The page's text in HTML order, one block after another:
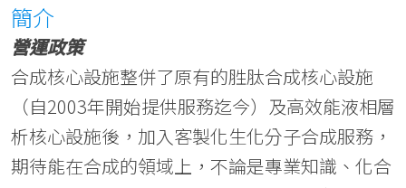
簡介
營運政策
合成核心設施整併了原有的胜肽合成核心設施
（自2003年開始提供服務迄今）及高效能液相層
析核心設施後，加入客製化生化分子合成服務，
期待能在合成的領域上，不論是專業知識、化合